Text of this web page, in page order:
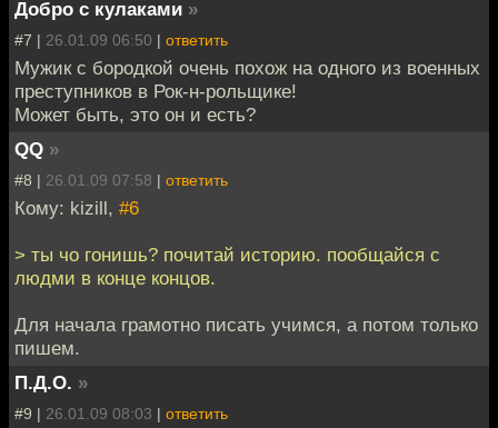
Добро с кулаками »
#7 | 26.01.09 06:50 | ответить
Мужик с бородкой очень похож на одного из военных
преступников в Рок-н-рольщике!
Может быть, это он и есть?
QQ »
#8 | 26.01.09 07:58 | ответить
Кому: kizill, #6
> ты чо гонишь? почитай историю. пообщайся с
людми в конце концов.
Для начала грамотно писать учимся, а потом только
пишем.
П.Д.О. »
#9 | 26.01.09 08:03 | ответить